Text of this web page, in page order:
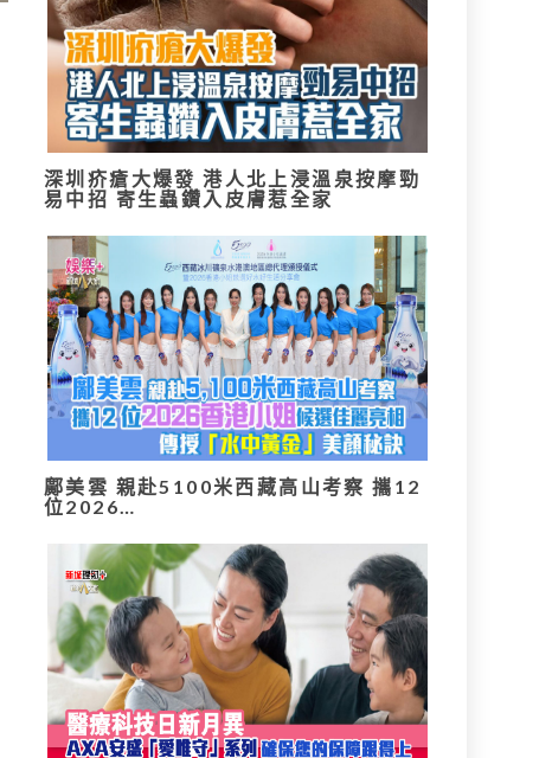
深圳疥瘡大爆發 港人北上浸溫泉按摩勁
易中招 寄生蟲鑽入皮膚惹全家
鄺美雲 親赴5100米西藏高山考察 攜12
位2026…